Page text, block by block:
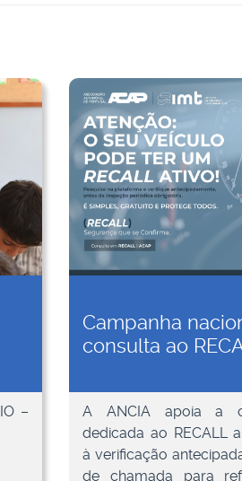
–
Campanha
consulta ao
A ANCIA apoia a
dedicada ao RECALL
à verificação
de chamada para